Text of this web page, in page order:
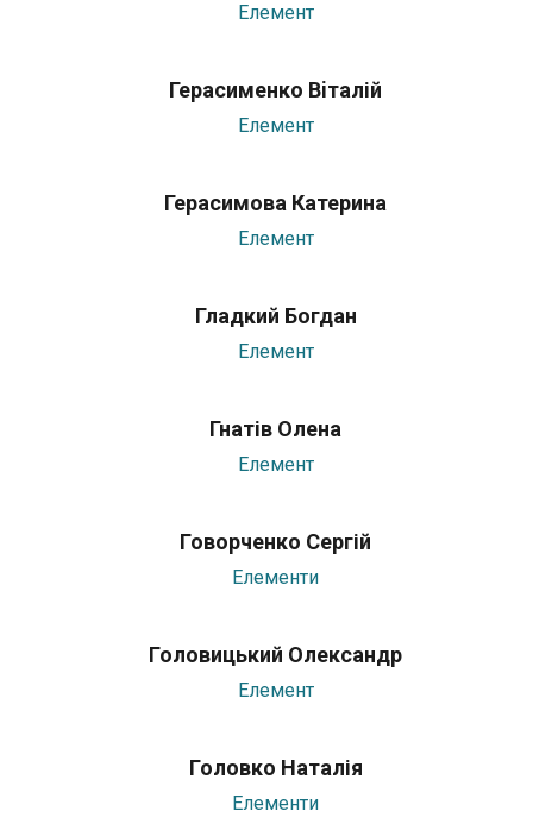
Елемент
Герасименко Вiталій
Елемент
Герасимова Катерина
Елемент
Гладкий Богдан
Елемент
Гнатів Олена
Елемент
Говорченко Сергій
Елементи
Головицький Олександр
Елемент
Головко Наталія
Елементи